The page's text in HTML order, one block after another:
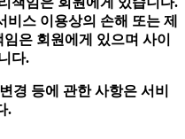
스 이용상의 손해 또는 제
은 회원에게 있으며 사이
다.
경 등에 관한 사항은 서비
.